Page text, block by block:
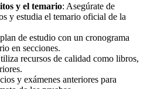
y el temario: Asegúrate de
y estudia el temario oficial de la
de estudio con un cronograma
en secciones.
recursos de calidad como libros,
y exámenes anteriores para